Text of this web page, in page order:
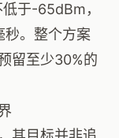
于-65dBm，
。整个方案
留至少30%的